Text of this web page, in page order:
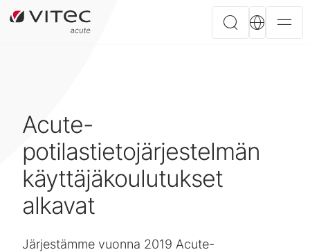
Acute-
potilastietojärjestelmän
käyttäjäkoulutukset
alkavat
Järjestämme vuonna 2019 Acute-